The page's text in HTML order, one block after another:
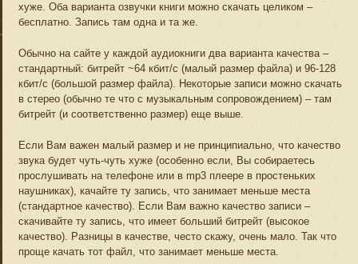
хуже. Оба варианта озвучки книги можно скачать целиком –
бесплатно. Запись там одна и та же.
Обычно на сайте у каждой аудиокниги два варианта качества –
стандартный: битрейт ~64 кбит/с (малый размер файла) и 96-128
кбит/с (большой размер файла). Некоторые записи можно скачать
в стерео (обычно те что с музыкальным сопровождением) – там
битрейт (и соответственно размер) еще выше.
Если Вам важен малый размер и не принципиально, что качество
звука будет чуть-чуть хуже (особенно если, Вы собираетесь
прослушивать на телефоне или в mp3 плеере в простеньких
наушниках), качайте ту запись, что занимает меньше места
(стандартное качество). Если Вам важно качество записи –
скачивайте ту запись, что имеет больший битрейт (высокое
качество). Разницы в качестве, често скажу, очень мало. Так что
проще качать тот файл, что занимает меньше места.